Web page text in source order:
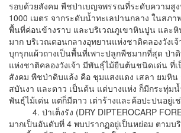
รอบด้วยสังคม พืชป่าเบญจพรรณที่ระดับความสู
1000 เมตร จากระดับน้ำทะเลปานกลาง ในสภา
พื้นที่ค่อนข้างราบ และบริเวณภูเขาหินปูน และ
มาก บริเวณตอนกลางอุทยานแห่งชาติคลองวังเ
บุกรุกแผ้วถางเป็นพื้นที่เพาะปลูกพืชมากที่สุด ป่า
แห่งชาติคลองวังเจ้า มีพันธุ์ไม้ยืนต้นชนิดเด่น ที่
สังคม พืชป่าดิบแล้ง คือ ชุมแสงแดง เสลา ยมหิน
สบันงา และตาว เป็นต้น แต่บางแห่ง ก็มีกระทุ่ม
พันธุ์ไม้เด่น แต่ก็มีตาว เต่าร้างและค้อปะปนอยู่เ
4. ป่าเต็งรัง (DRY DIPTEROCARP
มากเป็นอันดับที่ 4 พบปรากฏอยู่เป็นหย่อม ตามบ